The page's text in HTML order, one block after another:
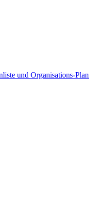
und Organisations-Plan